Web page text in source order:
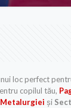
loc perfect
copilul tău,
Metalurgiei și